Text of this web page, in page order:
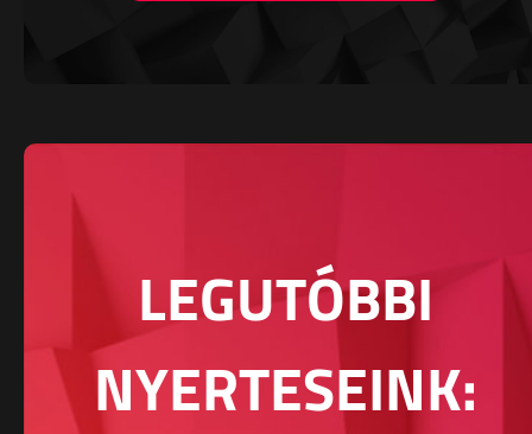
LEGUTÓBBI
NYERTESEINK: